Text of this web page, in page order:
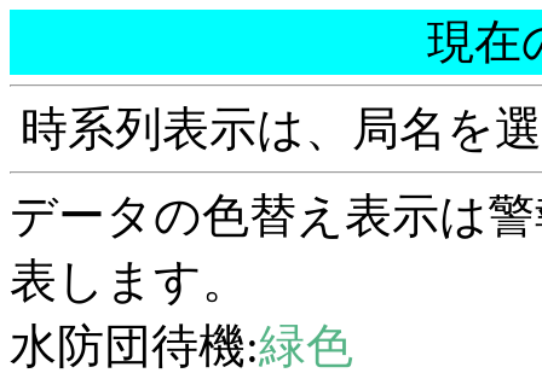
現在
時系列表示は、局名を
データの色替え表示は
表します。
水防団待機:緑色